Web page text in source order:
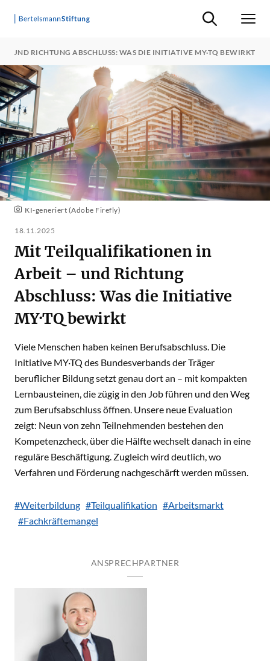
Suche ein-/
UND RICHTUNG ABSCHLUSS: WAS DIE INITIATIVE MY·TQ BEWIRKT
KI-generiert (Adobe Firefly)
18.11.2025
Mit Teilqualifikationen in
Arbeit – und Richtung
Abschluss: Was die Initiative
MY·TQ bewirkt
Viele Menschen haben keinen Berufsabschluss. Die
Initiative MY·TQ des Bundesverbands der Träger
beruflicher Bildung setzt genau dort an – mit kompakten
Lernbausteinen, die zügig in den Job führen und den Weg
zum Berufsabschluss öffnen. Unsere neue Evaluation
zeigt: Neun von zehn Teilnehmenden bestehen den
Kompetenzcheck, über die Hälfte wechselt danach in eine
reguläre Beschäftigung. Zugleich wird deutlich, wo
Verfahren und Förderung nachgeschärft werden müssen.
#Weiterbildung #Teilqualifikation #Arbeitsmarkt
#Fachkräftemangel
ANSPRECHPARTNER